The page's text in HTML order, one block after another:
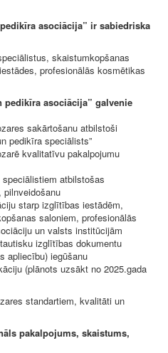
asociācija” ir sabiedriska
skaistumkopšanas
profesionālās kosmētikas
asociācija” galvenie
sakārtošanu atbilstoši
pedikīra speciālists”
kvalitatīvu pakalpojumu
atbilstošas
starp izglītības iestādēm,
saloniem, profesionālās
un valsts institūcijām
izglītības dokumentu
apliecību) iegūšanu
(plānots uzsākt no 2025.gada
standartiem, kvalitāti un
pakalpojums, skaistums,